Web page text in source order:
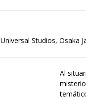
Universal Studios, Osaka
Al